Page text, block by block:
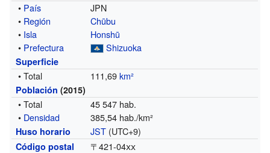
• País
JPN
• Región
Chūbu
• Isla
Honshū
• Prefectura Shizuoka
Superficie
• Total 111,69km²
Población (2015)
• Total
45 547 hab.
• Densidad 385,54 hab./km²
Huso horario JST (UTC+9)
Código postal 〒421-04xx